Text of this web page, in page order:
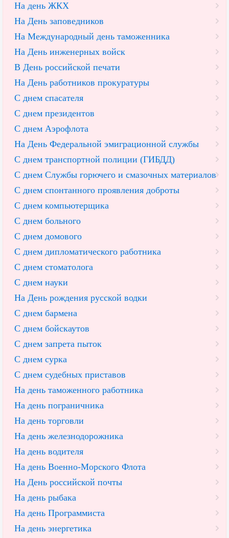
На день ЖКХ
На День заповедников
На Международный день таможенника
На День инженерных войск
В День российской печати
На День работников прокуратуры
С днем спасателя
С днем президентов
С днем Аэрофлота
На День Федеральной эмиграционной службы
С днем транспортной полиции (ГИБДД)
С днем Службы горючего и смазочных материалов
С днем спонтанного проявления доброты
С днем компьютерщика
С днем больного
С днем домового
С днем дипломатического работника
С днем стоматолога
С днем науки
На День рождения русской водки
С днем бармена
С днем бойскаутов
С днем запрета пыток
С днем сурка
С днем судебных приставов
На день таможенного работника
На день пограничника
На день торговли
На день железнодорожника
На день водителя
На день Военно-Морского Флота
На День российской почты
На день рыбака
На день Программиста
На день энергетика